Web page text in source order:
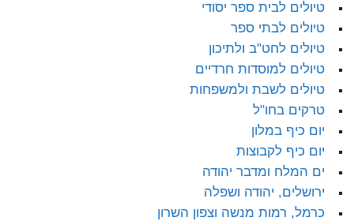
טיולים לבית ספר יסודי
טיולים לבתי ספר
טיולים לחט"ב ולתיכון
טיולים למוסדות חרדיים
טיולים לשבת ולמשפחות
טרקים בחו"ל
יום כיף במלון
יום כיף לקבוצות
ים המלח ומדבר יהודה
ירושלים, יהודה ושפלה
כרמל, רמות מנשה וצפון השרון